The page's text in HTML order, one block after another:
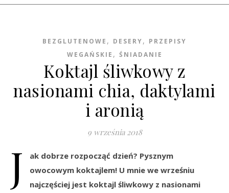
BEZGLUTENOWE , DESERY, PRZEPISY
WEGAŃSKIE , ŚNIADANIE
Koktajl śliwkowy z
nasionami chia, daktylami
i aronią
9 września 2018
J
ak dobrze rozpocząć dzień? Pysznym
owocowym koktajlem! U mnie we wrześniu
najczęściej jest koktajl śliwkowy z nasionami